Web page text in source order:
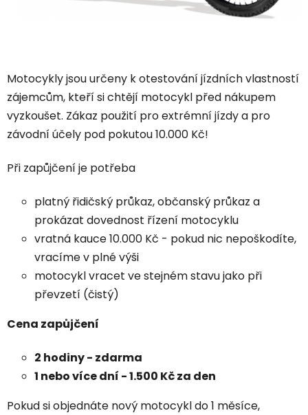
Motocykly jsou určeny k otestování jízdních vlastností
zájemcům, kteří si chtějí motocykl před nákupem
vyzkoušet. Zákaz použití pro extrémní jízdy a pro
závodní účely pod pokutou 10.000 Kč!
Při zapůjčení je potřeba
platný řidičský průkaz, občanský průkaz a
prokázat dovednost řízení motocyklu
vratná kauce 10.000 Kč - pokud nic nepoškodíte,
vracíme v plné výši
motocykl vracet ve stejném stavu jako při
převzetí (čistý)
Cena zapůjčení
2 hodiny - zdarma
1 nebo více dní - 1.500 Kč za den
Pokud si objednáte nový motocykl do 1 měsíce,